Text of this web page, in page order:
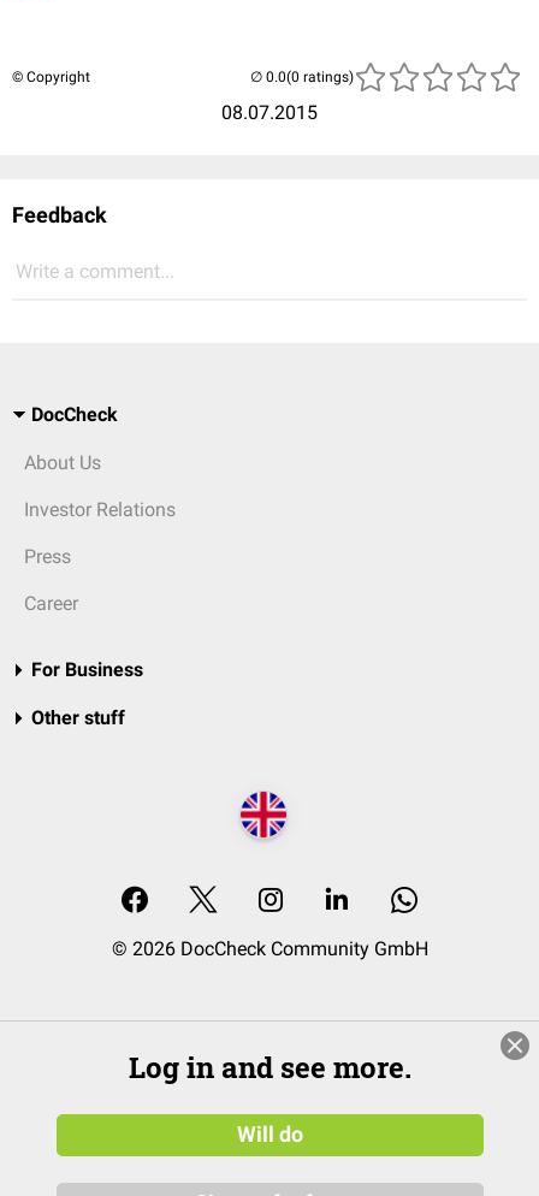
© Copyright
08.07.2015
(0 ratings)
Feedback
Write a comment...
DocCheck
About Us
Investor Relations
Press
Career
For Business
Other stuff
© 2026 DocCheck Community GmbH
Log in and see more.
Will do